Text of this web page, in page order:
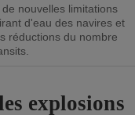
nouvelles limitations
d'eau des navires et
réductions du nombre
explosions